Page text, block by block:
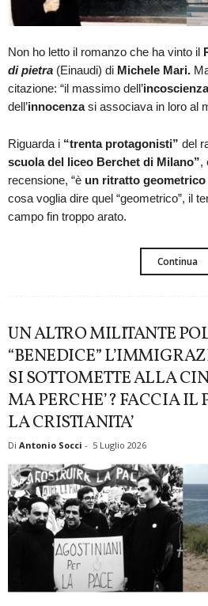
Non ho letto il romanzo che ha vinto il
di pietra (Einaudi) di Michele Mari.
citazione: “il massimo dell’incoscienza
dell’innocenzasi associava in loro al
Riguarda i “trenta protagonisti” del
scuola del liceo Berchet di Milano”,
recensione, “è un ritratto
cosa voglia dire quel “geometrico”, il
campo fin troppo arato.
Continua
UN ALTRO MILITANTE
“BENEDICE”
SI SOTTOMETTE ALLA
MA PERCHE’? FACCIA IL
LA CRISTIANITA’
Di Antonio Socci - 5 Luglio 2026